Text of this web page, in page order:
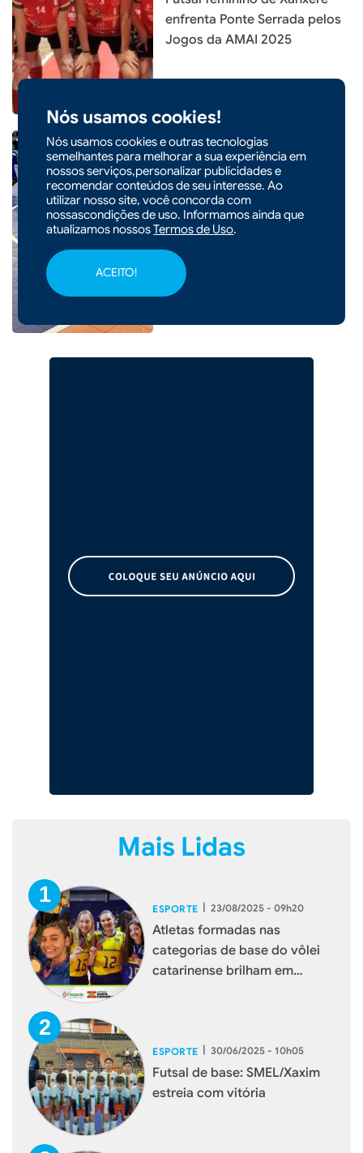
Nós usamos cookies!
Nós usamos cookies e outras tecnologias
semelhantes para melhorar a sua experiência em
nossos serviços,personalizar publicidades e
recomendar conteúdos de seu interesse. Ao
utilizar nosso site, você concorda com
nossascondições de uso. Informamos ainda que
atualizamos nossosTermos de Uso.
ACEITO!
enfrenta Ponte Serrada pelos
Jogos da AMAI 2025
ESPORTE | 23/08/2025 - 10h44
Brasil venceu a Colômbia no
melhor jogo do III Torneio
Internacional de Futsal
Feminino
Mais Lidas
ESPORTE 23/08/2025 - 09h20
Atletas formadas nas
categorias de base do vôlei
catarinense brilham em
ESPORTE | 30/06/2025 - 10h05
Futsal de base: SMEL/Xaxim
estreia com vitória